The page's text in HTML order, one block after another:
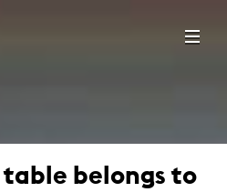
belongs to